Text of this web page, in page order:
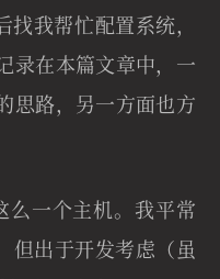
我帮忙配置系统，
录在本篇文章中，一
思路，另一方面也方
么一个主机。我平常
出于开发考虑（虽